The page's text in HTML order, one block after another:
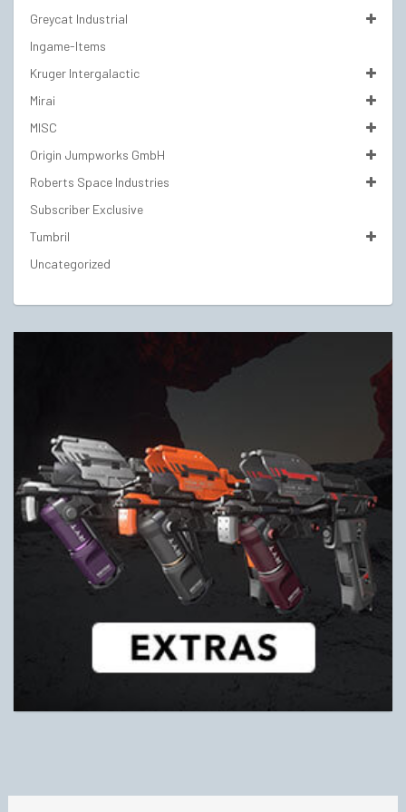
Greycat Industrial
Ingame-Items
Kruger Intergalactic
Mirai
MISC
Origin Jumpworks GmbH
Roberts Space Industries
Subscriber Exclusive
Tumbril
Uncategorized